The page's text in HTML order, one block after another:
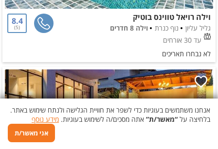
אנחנו משתמשים בעוגיות כדי לשפר את חוויית הגלישה ולנתח שימוש באתר.
בלחיצה על “מאשר/ת” אתה מסכים/ה לשימוש בעוגיות. מידע נוסף
אני מאשר/ת
וילה רויאל טווינס בוטיק
גליל עליון נוף כנרת
וילה 8 חדרים
עד 30 אורחים
8.4
5
לא נבחרו תאריכים